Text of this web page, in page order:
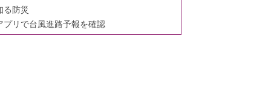
る防災
プリで台風進路予報を確認